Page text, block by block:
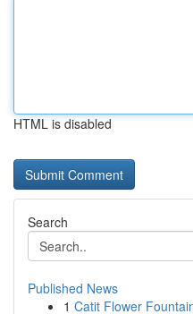
HTML is disabled
Search
Published News
1 Catit Flower